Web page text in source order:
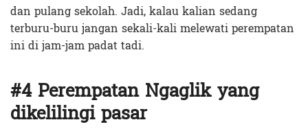
dan pulang sekolah. Jadi, kalau kalian sedang
terburu-buru jangan sekali-kali melewati perempatan
ini di jam-jam padat tadi.
#4 Perempatan Ngaglik yang
dikelilingi pasar